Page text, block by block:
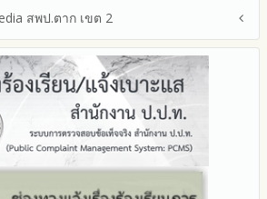
วนร่วมในการดำเนินงานปีงบประมาณ
ยงการทุจริต ในสำนักงานเขตพื้นที่การศึกษา
นการตามแผนบริหารจัดการความเสี่ยงการ
ขตพื้นที่การศึกษา ประจำงบประมาณ
นินการป้องกันการทุจริตประจำปี
ลต่อสาธารณะ
โปร่งใสในการจัดซื้อจัดจ้าง
งร้องเรียนการทุจริต
รับสินบน
ขัดกันระหว่างผลประโยชน์ส่วนตนกับส่วนรวม
ารใช้ดุลพินิจ
ด้ส่วนเสียมีส่วนร่วม
สพป.ตาก เขต 2
นอแนะ
ป.ตาก 2
.ตาก เขต 2
าวตาก 2